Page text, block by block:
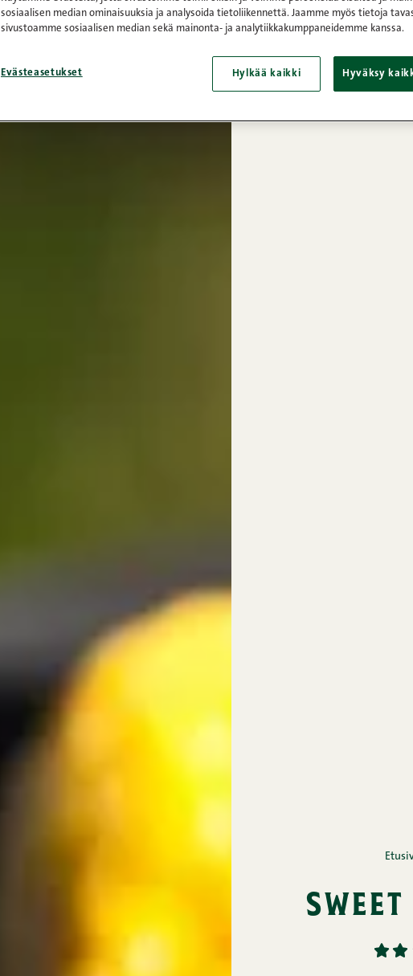
1 2
sosiaalisen median ominaisuuksia ja analysoida tietoliikennettä. Jaamme myös tietoja
sivustoamme sosiaalisen median sekä mainonta- ja analytiikkakumppaneidemme kanssa.
Evästeasetukset Hylkää kaikki Hyväksy